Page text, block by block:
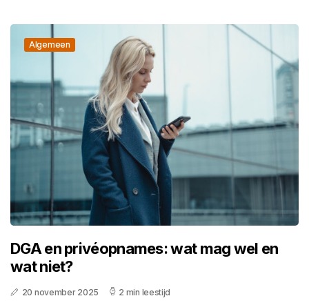
Algemeen
DGA en privéopnames: wat mag wel en
wat niet?
20 november 2025 2 min leestijd